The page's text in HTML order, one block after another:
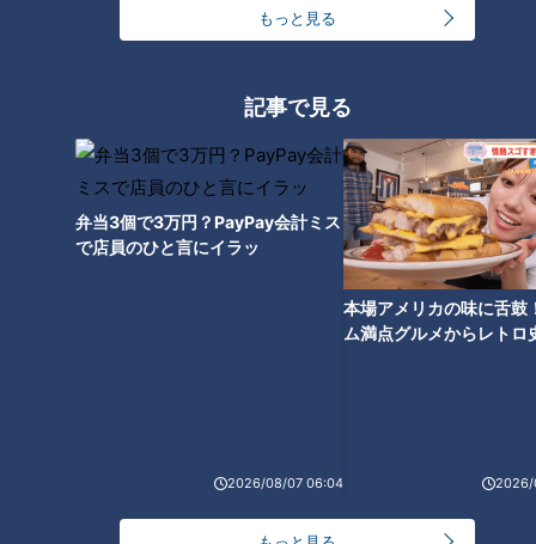
もっと見る
記事で見る
弁当3個で3万円？PayPay会計ミス
で店員のひと言にイラッ
2026/08/07 06:04
本場アメリカの味に舌鼓
ム満点グルメからレトロ
2026/
とのつながり」だったと打ち明けます。